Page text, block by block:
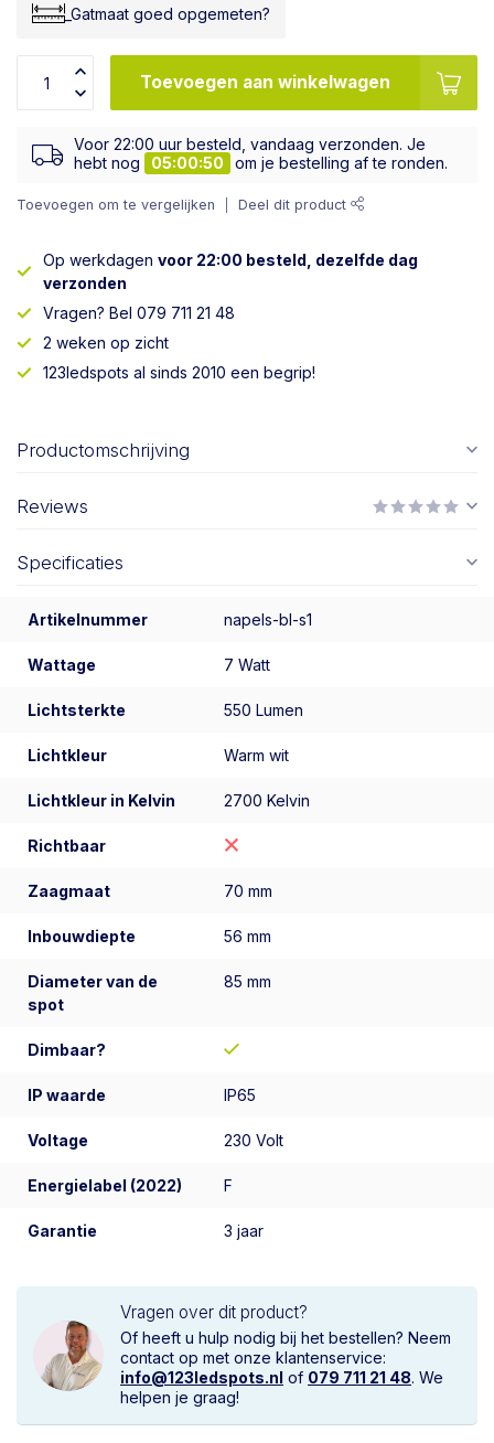
_Gatmaat goed opgemeten?
Toevoegen aan winkelwagen
Voor 22:00 uur besteld, vandaag verzonden. Je
hebt nog
05:00:50 om je bestelling af te ronden.
Toevoegen om te vergelijken Deel dit product
Op werkdagen voor 22:00 besteld, dezelfde dag
verzonden
Vragen? Bel 079 711 21 48
2 weken op zicht
123ledspots al sinds 2010 een begrip!
Productomschrijving
Reviews
Specificaties
Artikelnummer napels-bl-s1
Wattage 7 Watt
Lichtsterkte 550 Lumen
Lichtkleur Warm wit
Lichtkleur in Kelvin 2700 Kelvin
Richtbaar
Zaagmaat 70 mm
Inbouwdiepte 56 mm
Diameter van de
spot
85 mm
Dimbaar?
IP waarde IP65
Voltage 230 Volt
Energielabel (2022) F
Garantie 3 jaar
Vragen over dit product?
Of heeft u hulp nodig bij het bestellen? Neem
contact op met onze klantenservice:
info@123ledspots.nl of 079 711 21 48. We
helpen je graag!